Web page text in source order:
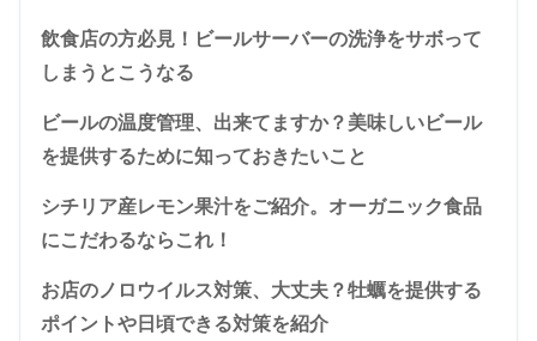
飲食店の方必見！ビールサーバーの洗浄をサボって
しまうとこうなる
ビールの温度管理、出来てますか？美味しいビール
を提供するために知っておきたいこと
シチリア産レモン果汁をご紹介。オーガニック食品
にこだわるならこれ！
お店のノロウイルス対策、大丈夫？牡蠣を提供する
ポイントや日頃できる対策を紹介